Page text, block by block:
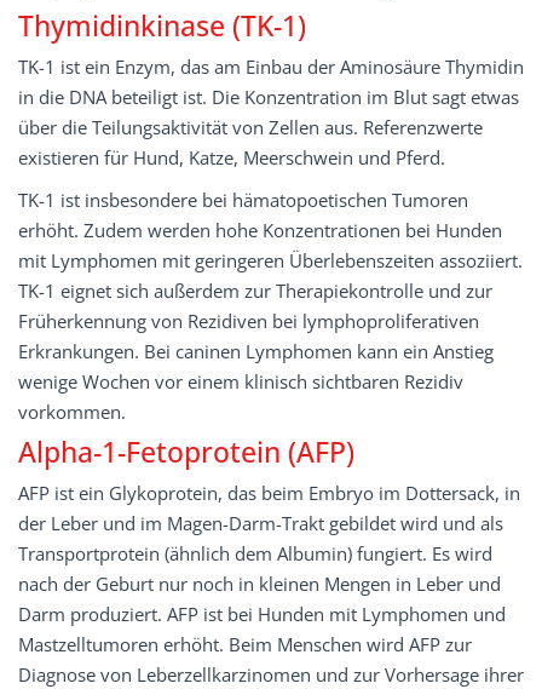
Thymidinkinase (TK-1)
TK-1 ist ein Enzym, das am Einbau der Aminosäure Thymidin
in die DNA beteiligt ist. Die Konzentration im Blut sagt etwas
über die Teilungsaktivität von Zellen aus. Referenzwerte
existieren für Hund, Katze, Meerschwein und Pferd.
TK-1 ist insbesondere bei hämatopoetischen Tumoren
erhöht. Zudem werden hohe Konzentrationen bei Hunden
mit Lymphomen mit geringeren Überlebenszeiten assoziiert.
TK-1 eignet sich außerdem zur Therapiekontrolle und zur
Früherkennung von Rezidiven bei lymphoproliferativen
Erkrankungen. Bei caninen Lymphomen kann ein Anstieg
wenige Wochen vor einem klinisch sichtbaren Rezidiv
vorkommen.
Alpha-1-Fetoprotein (AFP)
AFP ist ein Glykoprotein, das beim Embryo im Dottersack, in
der Leber und im Magen-Darm-Trakt gebildet wird und als
Transportprotein (ähnlich dem Albumin) fungiert. Es wird
nach der Geburt nur noch in kleinen Mengen in Leber und
Darm produziert. AFP ist bei Hunden mit Lymphomen und
Mastzelltumoren erhöht. Beim Menschen wird AFP zur
Diagnose von Leberzellkarzinomen und zur Vorhersage ihrer